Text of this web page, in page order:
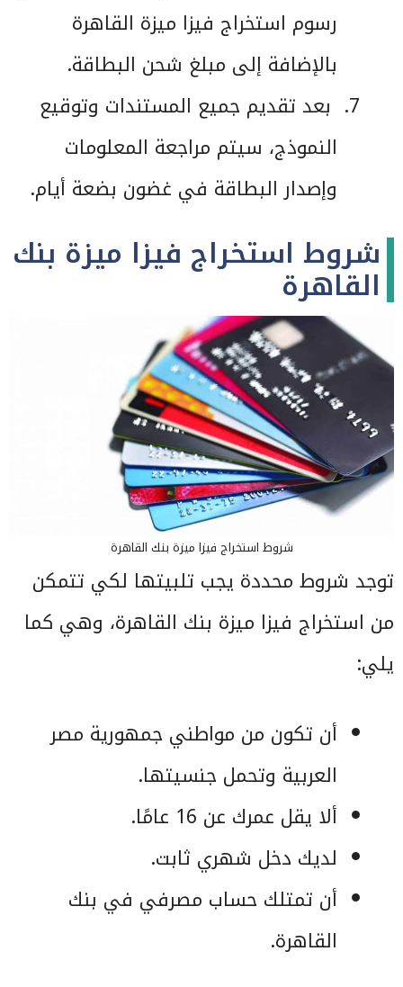
رسوم استخراج فيزا ميزة القاهرة
بالإضافة إلى مبلغ شحن البطاقة.
بعد تقديم جميع المستندات وتوقيع
النموذج، سيتم مراجعة المعلومات
وإصدار البطاقة في غضون بضعة أيام.
شروط استخراج فيزا ميزة بنك
القاهرة
شروط استخراج فيزا ميزة بنك القاهرة
توجد شروط محددة يجب تلبيتها لكي تتمكن
من استخراج فيزا ميزة بنك القاهرة، وهي كما
يلي:
أن تكون من مواطني جمهورية مصر
العربية وتحمل جنسيتها.
ألا يقل عمرك عن 16 عامًا.
لديك دخل شهري ثابت.
أن تمتلك حساب مصرفي في بنك
القاهرة.